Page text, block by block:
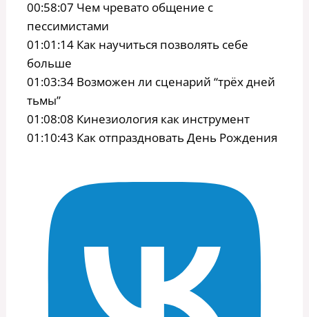
00:58:07 Чем чревато общение с
пессимистами
01:01:14 Как научиться позволять себе
больше
01:03:34 Возможен ли сценарий “трёх дней
тьмы”
01:08:08 Кинезиология как инструмент
01:10:43 Как отпраздновать День Рождения